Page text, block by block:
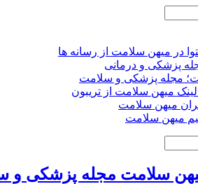
در میهن سلامت از رسانه ها
پزشکی و درمانی
مجله پزشکی و سلامت
لینک میهن سلامت از تریبون
میهن سلامت
میهن سلامت
سلامت مجله پزشکی و